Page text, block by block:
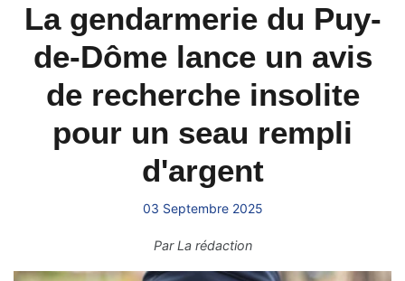
La gendarmerie du Puy-
de-Dôme lance un avis
de recherche insolite
pour un seau rempli
d'argent
03 Septembre 2025
ParLa rédaction